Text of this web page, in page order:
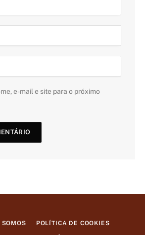
e-mail e site para o próximo
POLÍTICA DE COOKIES